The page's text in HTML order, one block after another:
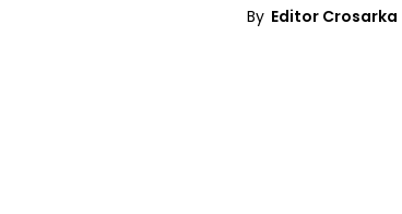
By Editor Crosarka